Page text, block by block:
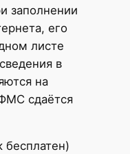
заполнении
его
листе
в
на
сдаётся